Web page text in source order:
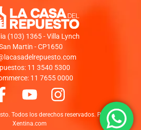
(103) 1365 - Villa Lynch
Martin - CP1650
11 3540 5300
11 7655 0000
Todos los derechos reservados. Powered by:
Xentina.com